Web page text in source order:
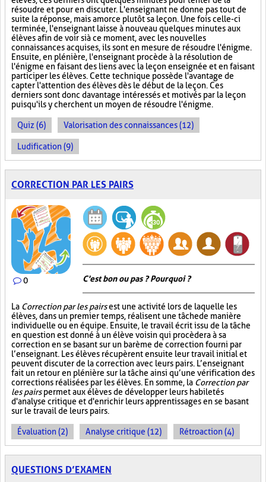
résoudre et pour en discuter. L'enseignant ne donne pas tout de
suite la réponse, mais amorce plutôt sa leçon. Une fois celle-ci
terminée, l'enseignant laisse à nouveau quelques minutes aux
élèves afin de voir si à ce moment, avec les nouvelles
connaissances acquises, ils sont en mesure de résoudre l'énigme.
Ensuite, en plénière, l'enseignant procède à la résolution de
l'énigme en faisant des liens avec la leçon enseignée et en faisant
participer les élèves. Cette technique possède l'avantage de
capter l'attention des élèves dès le début de la leçon. Ces
derniers sont donc davantage intéressés et motivés par la leçon
puisqu'ils y cherchent un moyen de résoudre l'énigme.
Quiz (6) Valorisation des connaissances (12)
Ludification (9)
CORRECTION PAR LES PAIRS
0 C'est bon ou pas ? Pourquoi ?
La Correction par les pairsest une activité lors de laquelle les
élèves, dans un premier temps, réalisent une tâche de manière
individuelle ou en équipe. Ensuite, le travail écrit issu de la tâche
en question est donné à un élève voisin qui procèdera à sa
correction en se basant sur un barème de correction fourni par
l’enseignant. Les élèves récupèrent ensuite leur travail initial et
peuvent discuter de la correction avec leurs pairs. L’enseignant
fait un retour en plénière sur la tâche ainsi qu’une vérification des
corrections réalisées par les élèves. En somme, la Correction par
les pairspermet aux élèves de développer leurs habiletés
d'analyse critique et d'enrichir leurs apprentissages en se basant
sur le travail de leurs pairs.
Évaluation (2) Analyse critique (12) Rétroaction (4)
QUESTIONS D’EXAMEN